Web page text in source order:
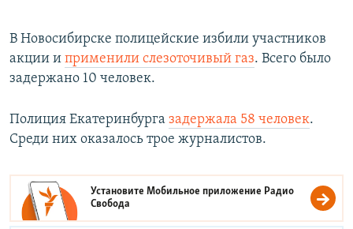
В Новосибирске полицейские избили участников
акции и применили слезоточивый газ. Всего было
задержано 10 человек.
Полиция Екатеринбурга задержала 58 человек.
Среди них оказалось трое журналистов.
Установите Мобильное приложение Радио
Свобода